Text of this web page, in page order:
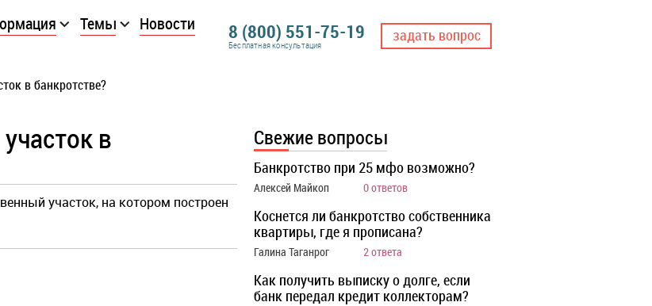
Темы Новости 8 (800) 551-75-19
Бесплатная консультация
задать вопрос
в банкротстве?
в
участок, на котором построен
Свежие вопросы
Банкротство при 25 мфо возможно?
Алексей Майкоп 0 ответов
Коснется ли банкротство собственника
квартиры, где я прописана?
Галина Таганрог 2 ответа
Как получить выписку о долге, если
банк передал кредит коллекторам?